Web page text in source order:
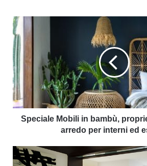
Speciale Mobili in bambù,
arredo per interni ed